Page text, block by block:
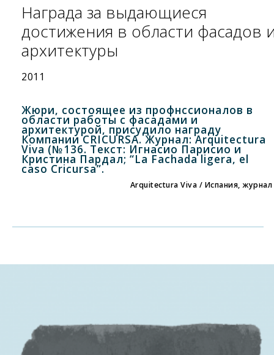
Награда за выдающиеся
достижения в области фасадов
архитектуры
2011
Жюри, состоящее из профнссионалов в
области работы с фасадами и
архитектурой, присудило награду
Компании CRICURSA. Журнал: Arquitectura
Viva (№136. Текст: Игнасио Парисио и
Кристина Пардал; “La Fachada ligera, el
caso Cricursa”.
Arquitectura Viva / Испания, журнал